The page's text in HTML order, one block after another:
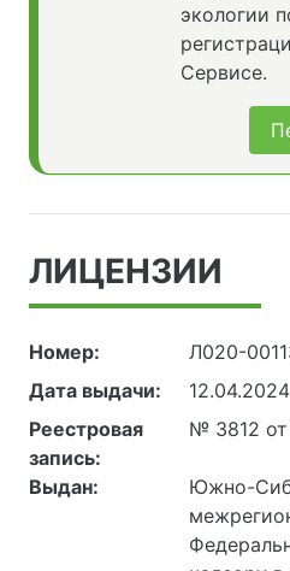
экологии
Сервисе.
ЛИЦЕНЗИИ
Номер:
Л020-
Дата выдачи:
12.04.2024
Реестровая
запись:
№ 3812 от
Выдан:
Южно-